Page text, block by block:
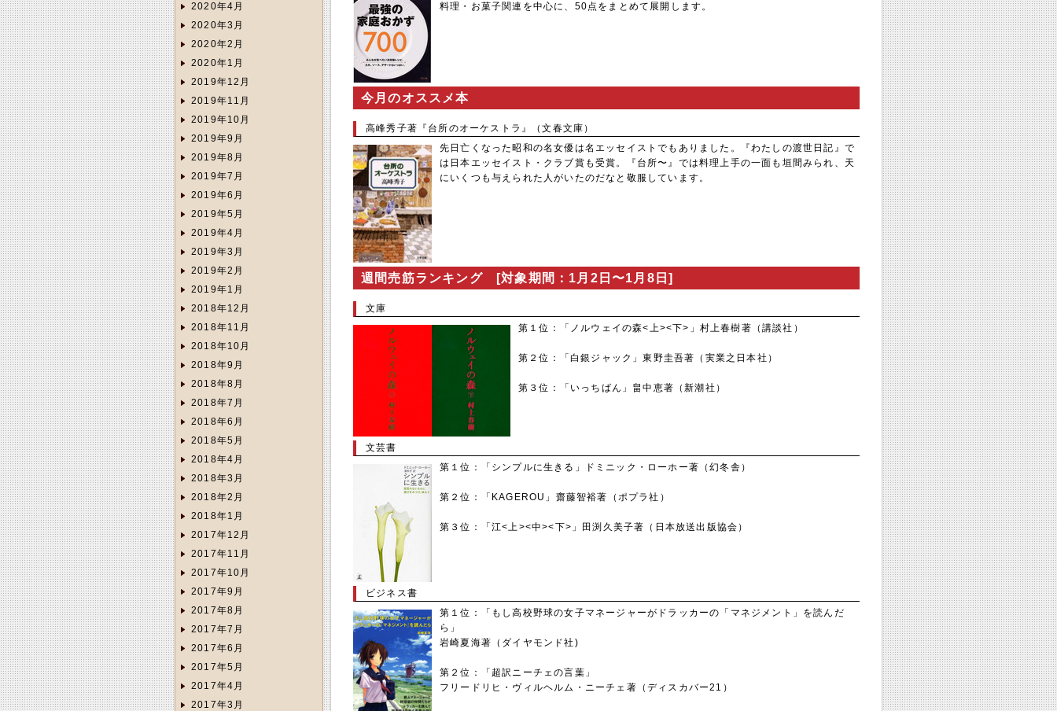
料理・お菓子関連を中心に、50点をまとめて展開します。
今月のオススメ本
高峰秀子著『台所のオーケストラ』（文春文庫）
先日亡くなった昭和の名女優は名エッセイストでもありました。『わたしの渡世日記』で
は日本エッセイスト・クラブ賞も受賞。『台所〜』では料理上手の一面も垣間みられ、天
にいくつも与えられた人がいたのだなと敬服しています。
週間売筋ランキング [対象期間：1月2日〜1月8日]
文庫
第１位：「ノルウェイの森<上><下>」村上春樹著（講談社）
第２位：「白銀ジャック」東野圭吾著（実業之日本社）
第３位：「いっちばん」畠中恵著（新潮社）
文芸書
第１位：「シンプルに生きる」ドミニック・ローホー著（幻冬舎）
第２位：「KAGEROU」齋藤智裕著（ポプラ社）
第３位：「江<上><中><下>」田渕久美子著（日本放送出版協会）
ビジネス書
第１位：「もし高校野球の女子マネージャーがドラッカーの「マネジメント」を読んだ
ら」
岩崎夏海著（ダイヤモンド社)
第２位：「超訳ニーチェの言葉」
フリードリヒ・ヴィルヘルム・ニーチェ著（ディスカバー21）
2020年4月
2020年3月
2020年2月
2020年1月
2019年12月
2019年11月
2019年10月
2019年9月
2019年8月
2019年7月
2019年6月
2019年5月
2019年4月
2019年3月
2019年2月
2019年1月
2018年12月
2018年11月
2018年10月
2018年9月
2018年8月
2018年7月
2018年6月
2018年5月
2018年4月
2018年3月
2018年2月
2018年1月
2017年12月
2017年11月
2017年10月
2017年9月
2017年8月
2017年7月
2017年6月
2017年5月
2017年4月
2017年3月